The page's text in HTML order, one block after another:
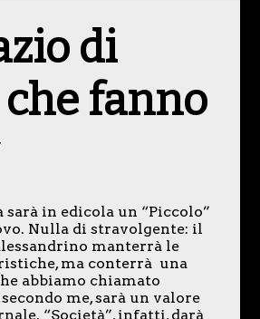
di
fanno
sarà in edicola un “Piccolo”
Nulla di stravolgente: il
manterrà le
ma conterrà una
abbiamo chiamato
secondo me, sarà un valore
“Società”, infatti, darà